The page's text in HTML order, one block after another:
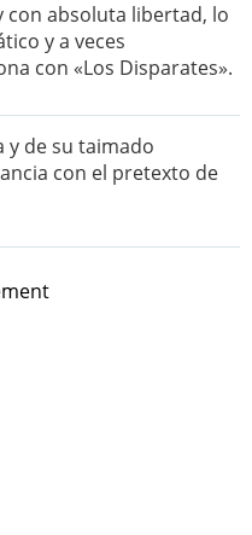
con absoluta libertad, lo
y a veces
con «Los Disparates».
y de su taimado
con el pretexto de